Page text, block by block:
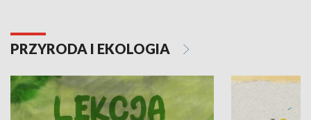
PRZYRODA I EKOLOGIA